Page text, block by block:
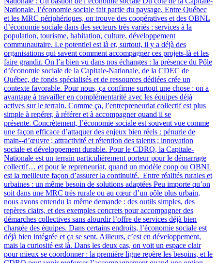
Nationale, l’économie sociale fait partie du paysage. Entre Québec
et les MRC périphériques, on trouve des coopératives et des OBNL
d’économie sociale dans des secteurs très variés : services à la
population, tourisme, habitation, culture, développement
communautaire. Le potentiel est là et, surtout, il y a déjà des
organisations qui savent comment accompagner ces projets-là et les
faire grandir. On l’a bien vu dans nos échanges : la présence du Pôle
d’économie sociale de la Capitale-Nationale, de la CDEC de
Québec, de fonds spécialisés et de ressources dédiées crée un
contexte favorable. Pour nous, ça confirme surtout une chose : on a
avantage à travailler en complémentarité avec les équipes déjà
actives sur le terrain. Comme ça, l’entrepreneuriat collectif est plus
simple à repérer, à référer et à accompagner quand il se
présente. Concrètement, l’économie sociale est souvent vue comme
une façon efficace d’attaquer des enjeux bien réels : pénurie de
main‑-d’œuvre ; attractivité et rétention des talents ; innovation
sociale et développement durable. Pour le CDRQ, la Capitale-
Nationale est un terrain particulièrement porteur pour le démarrage
collectif… et pour le repreneuriat, quand un modèle coop ou OBNL
est la meilleure façon d’assurer la continuité. Entre réalités rurales et
urbaines : un même besoin de solutions adaptées Peu importe qu’on
soit dans une MRC très rurale ou au cœur d’un pôle plus urbain,
nous avons entendu la même demande : des outils simples, des
repères clairs, et des exemples concrets pour accompagner des
démarches collectives sans alourdir l’offre de services déjà bien
chargée des équipes. Dans certains endroits, l’économie sociale est
déjà bien intégrée et ça se sent. Ailleurs, c’est en développement,
mais la curiosité est là. Dans les deux cas, on voit un espace clair
pour mieux se coordonner : la première ligne repère les besoins, et le